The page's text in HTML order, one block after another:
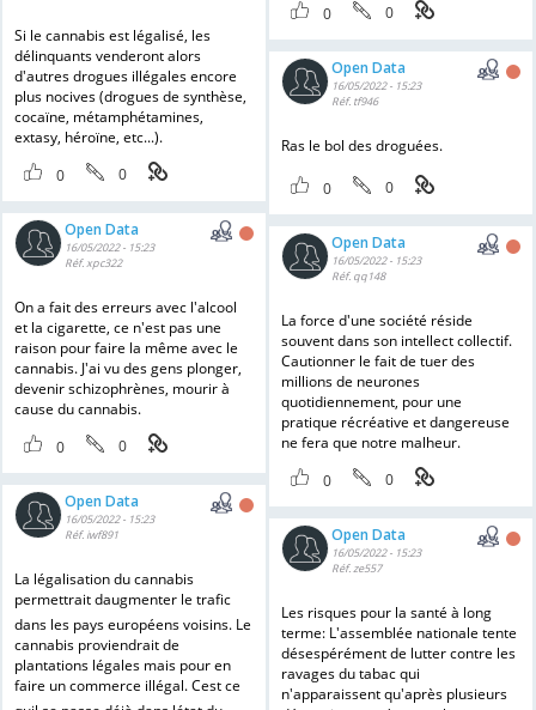
0
0
Si le cannabis est légalisé, les
délinquants venderont alors
d'autres drogues illégales encore
plus nocives (drogues de synthèse,
cocaïne, métamphétamines,
extasy, héroïne, etc...).
0
0
Open Data
16/05/2022 - 15:23
Réf. tf946
Ras le bol des droguées.
0 0
Open Data
16/05/2022 - 15:23
Réf. xpc322
On a fait des erreurs avec l'alcool
et la cigarette, ce n'est pas une
raison pour faire la même avec le
cannabis. J'ai vu des gens plonger,
devenir schizophrènes, mourir à
cause du cannabis.
0
0
Open Data
16/05/2022 - 15:23
Réf. qq148
La force d'une société réside
souvent dans son intellect collectif.
Cautionner le fait de tuer des
millions de neurones
quotidiennement, pour une
pratique récréative et dangereuse
ne fera que notre malheur.
0
0
Open Data
16/05/2022 - 15:23
Réf. iwf891
La légalisation du cannabis
permettrait daugmenter le trafic
dans les pays européens voisins. Le
cannabis proviendrait de
plantations légales mais pour en
faire un commerce illégal. Cest ce
Open Data
16/05/2022 - 15:23
Réf. ze557
Les risques pour la santé à long
terme: L'assemblée nationale tente
désespérément de lutter contre les
ravages du tabac qui
n'apparaissent qu'après plusieurs